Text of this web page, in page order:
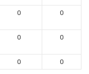
0 0
0 0
0 0